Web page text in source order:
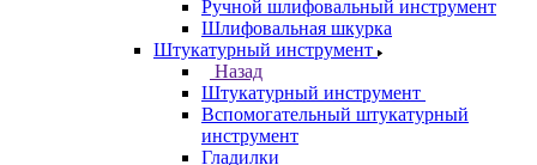
Ручной шлифовальный инструмент
Шлифовальная шкурка
Штукатурный инструмент
Назад
Штукатурный инструмент
Вспомогательный штукатурный
инструмент
Гладилки